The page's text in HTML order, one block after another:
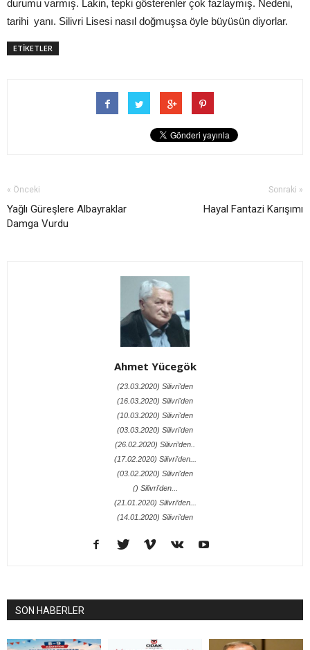
durumu varmış. Lakin, tepki gösterenler çok fazlaymış. Nedeni,
tarihi yanı. Silivri Lisesi nasıl doğmuşsa öyle büyüsün diyorlar.
ETİKETLER
« Önceki
Yağlı Güreşlere Albayraklar
Damga Vurdu
Sonraki »
Hayal Fantazi Karışımı
Ahmet Yücegök
(23.03.2020) Silivri'den
(16.03.2020) Silivri'den
(10.03.2020) Silivri'den
(03.03.2020) Silivri'den
(26.02.2020) Silivri’den..
(17.02.2020) Silivri'den...
(03.02.2020) Silivri'den
() Silivri'den...
(21.01.2020) Silivri’den...
(14.01.2020) Silivri'den
SON HABERLER